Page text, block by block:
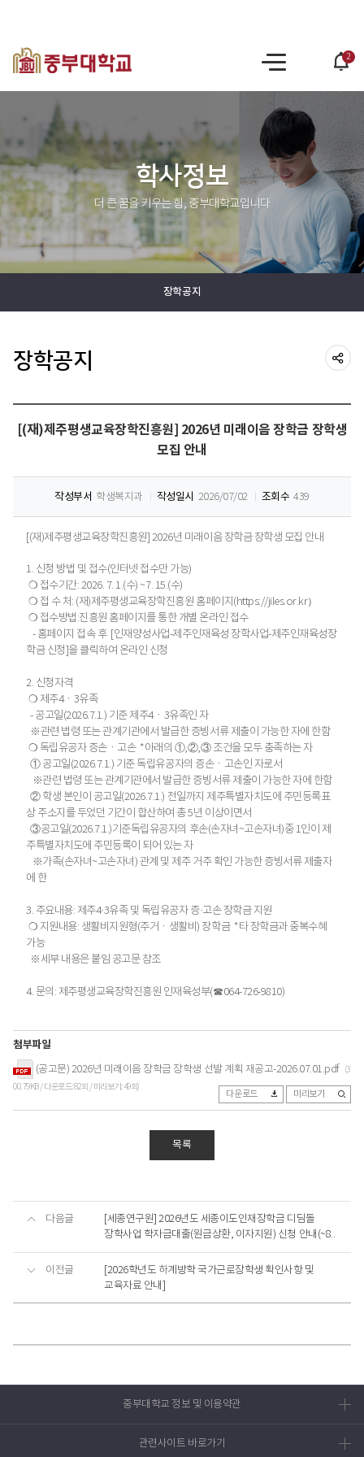
사
트
2
학사정보
더 큰 꿈을 키우는 힘, 중부대학교입니다
장학공지
장학공지
[(재)제주평생교육장학진흥원] 2026년 미래이음 장학금 장학생
모집 안내
작성부서 학생복지과 작성일시 2026/07/02 조회수 439
[(재)제주평생교육장학진흥원] 2026년 미래이음 장학금 장학생 모집 안내
1. 신청 방법 및 접수(인터넷 접수만 가능)
❍ 접수기간: 2026. 7. 1.(수) ~7. 15.(수)
❍ 접 수 처: (재)제주평생교육장학진흥원 홈페이지(https://jiles.or.kr）
❍ 접수방법:진흥원 홈페이지를 통한 개별 온라인 접수
- 홈페이지 접속 후 [인재양성사업-제주인재육성 장학사업-제주인재육성장
학금 신청]을 클릭하여 온라인 신청
2. 신청자격
❍ 제주4ㆍ3유족
- 공고일(2026.7.1.) 기준 제주4ㆍ3유족인 자
※관련 법령 또는 관계기관에서 발급한 증빙서류 제출이 가능한 자에 한함
❍ 독립유공자 증손ㆍ고손 *아래의 ①,②,③ 조건을 모두 충족하는 자
① 공고일(2026.7.1.) 기준 독립유공자의 증손ㆍ고손인 자로서
※관련 법령 또는 관계기관에서 발급한 증빙서류 제출이 가능한 자에 한함
② 학생 본인이 공고일(2026.7.1.) 전일까지 제주특별자치도에 주민등록표
상 주소지를 두었던 기간이 합산하여 총 5년 이상이면서
③공고일(2026.7.1.)기준독립유공자의 후손(손자녀~고손자녀)중 1인이 제
주특별자치도에 주민등록이 되어 있는 자
※가족(손자녀~고손자녀) 관계 및 제주 거주 확인 가능한 증빙서류 제출자
에 한
3. 주요내용: 제주4·3유족 및 독립유공자 증·고손 장학금 지원
❍ 지원내용: 생활비지원형(주거ㆍ생활비) 장학금 *타 장학금과 중복수혜
가능
※세부 내용은 붙임 공고문 참조
4. 문의: 제주평생교육장학진흥원 인재육성부(☎064-726-9810)
첨부파일
(공고문) 2026년 미래이음 장학금 장학생 선발 계획 재공고-2026.07.01.pdf (3
00.79KB / 다운로드:82회 / 미리보기:49회)
다운로드 미리보기
목록
다음글
[세종연구원] 2026년도 세종이도인재장학금 디딤돌
장학사업 학자금대출(원금상환, 이자지원) 신청 안내(~8..
이전글
[2026학년도 하계방학 국가근로장학생 확인사항 및
교육자료 안내]
관련사이트 바로가기
중부대학교 정보 및 이용약관